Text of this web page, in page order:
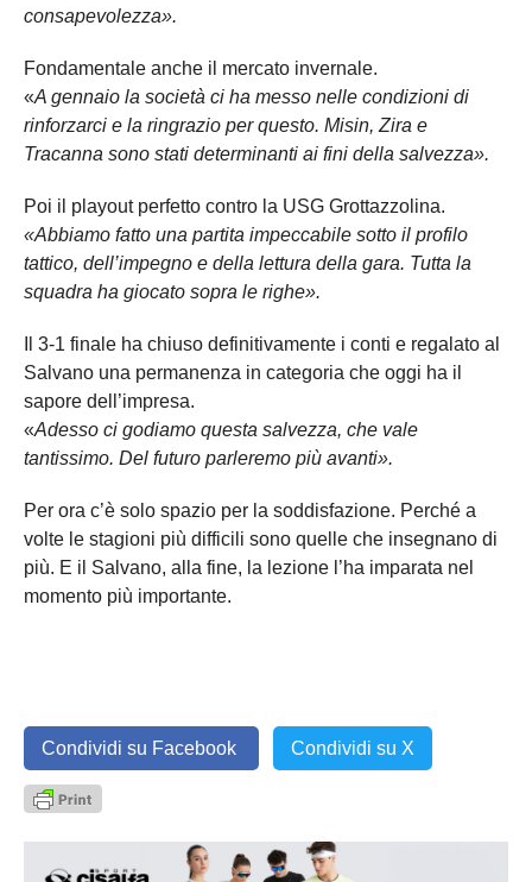
consapevolezza».
Fondamentale anche il mercato invernale.
«A gennaio la società ci ha messo nelle condizioni di
rinforzarci e la ringrazio per questo. Misin, Zira e
Tracanna sono stati determinanti ai fini della salvezza».
Poi il playout perfetto contro la USG Grottazzolina.
«Abbiamo fatto una partita impeccabile sotto il profilo
tattico, dell’impegno e della lettura della gara. Tutta la
squadra ha giocato sopra le righe».
Il 3-1 finale ha chiuso definitivamente i conti e regalato al
Salvano una permanenza in categoria che oggi ha il
sapore dell’impresa.
«Adesso ci godiamo questa salvezza, che vale
tantissimo. Del futuro parleremo più avanti».
Per ora c’è solo spazio per la soddisfazione. Perché a
volte le stagioni più difficili sono quelle che insegnano di
più. E il Salvano, alla fine, la lezione l’ha imparata nel
momento più importante.
Condividi su Facebook Condividi su X